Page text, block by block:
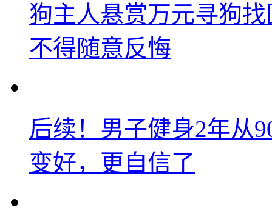
狗主人悬赏万元寻狗
不得随意反悔
后续！男子健身2年从
变好，更自信了